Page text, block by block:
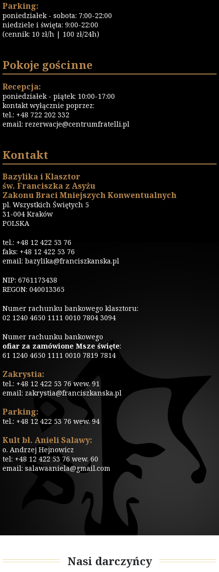
Parking:
poniedziałek - sobota: 7:00-22:00
niedziele i święta: 9:00-22:00
(cennik: 10 zł/h | 100 zł/24h)
Pokoje gościnne
Recepcja:
poniedziałek - piątek: 10:00-17:00
kontakt wyłącznie poprzez:
tel.: +48 722 202 332
email: rezerwacje@centrumfratelli.pl
Kontakt
Bazylika i Klasztor
św. Franciszka z Asyżu
Zakonu Braci Mniejszych Konwentualnych
pl. Wszystkich Świętych 5
31-004 Kraków
POLSKA
tel.: +48 12 422 53 76
faks: +48 12 422 53 76
email: bazylika@franciszkanska.pl
NIP: 6761173438
REGON: 040013365
Numer rachunku bankowego klasztoru:
02 1240 4650 1111 0010 7804 3094
Numer rachunku bankowego
ofiar za zamówione Msze święte:
61 1240 4650 1111 0010 7819 7814
Zakrystia:
tel.: +48 12 422 53 76 wew. 91
email: zakrystia@franciszkanska.pl
Parking:
tel.: +48 12 422 53 76 wew. 94
Kult bł. Anieli Salawy:
o. Andrzej Hejnowicz
tel: +48 12 422 53 76 wew. 60
email: salawaaniela@gmail.com
Nasi darczyńcy